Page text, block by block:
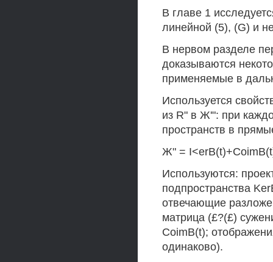
В главе 1
линейной (5), (G) и
В нервом разделе
доказываются
применяемые в
Используется
из R" в Ж'": при
пространств в
Ж" =
Используются:
подпространства
отвечающие
матрица (£?(£)
CoimB(t);
одинаково).